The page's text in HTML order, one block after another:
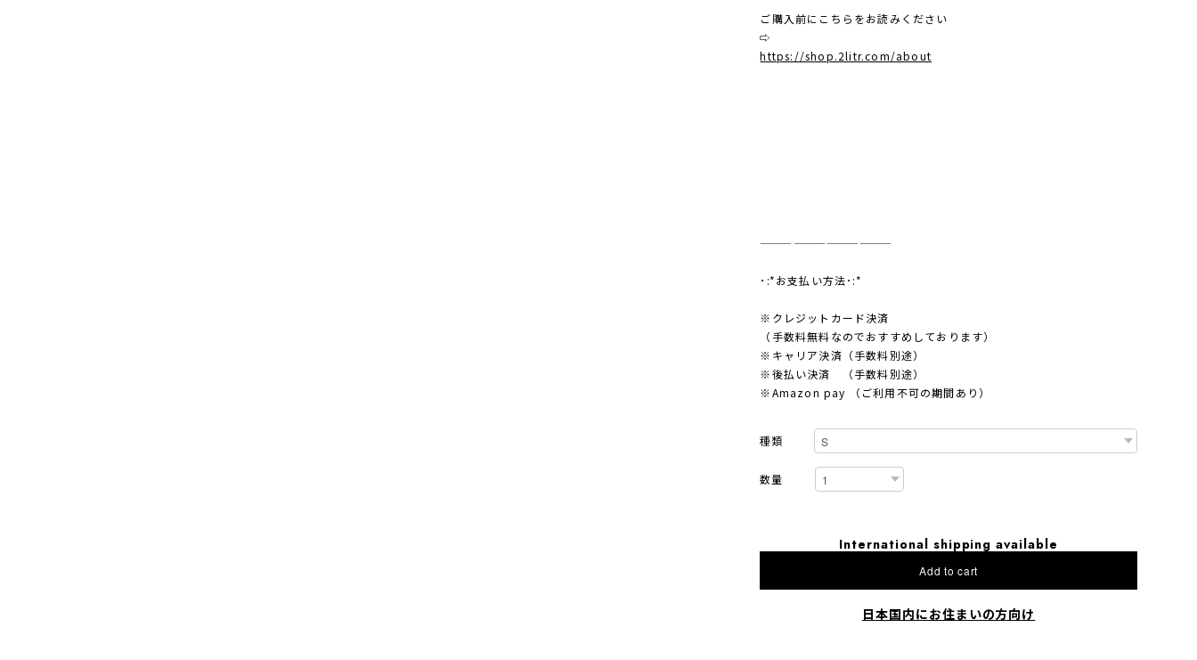
ご購入前にこちらをお読みください
⇨
https://shop.2litr.com/about
————————————
･:*お支払い方法･:*
※クレジットカード決済
（手数料無料なのでおすすめしております）
※キャリア決済（手数料別途）
※後払い決済 （手数料別途）
※Amazon pay （ご利用不可の期間あり）
種類
数量
International shipping available
Add to cart
日本国内にお住まいの方向け